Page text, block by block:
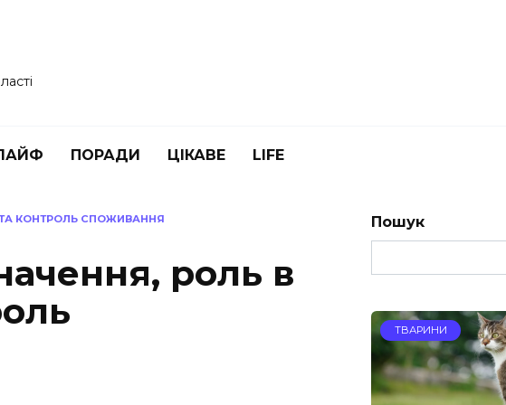
ПОРАДИ ЦІКАВЕ LIFE
ТА КОНТРОЛЬ СПОЖИВАННЯ
роль в
Пошук
ТВАРИНИ